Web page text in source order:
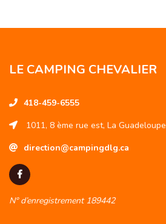
LE CAMPING CHEVALIER
418-459-6555
1011, 8 ème rue est, La Guadeloupe
direction@campingdlg.ca
N° d’enregistrement 189442